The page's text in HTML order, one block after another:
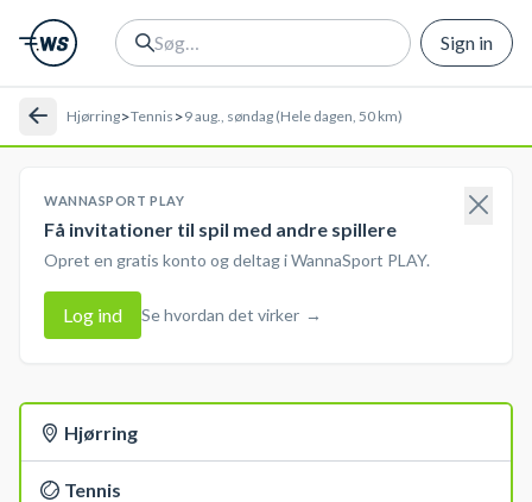
Sign in
Hjørring>Tennis >9 aug., søndag (Hele dagen, 50 km)
WANNASPORT PLAY
Få invitationer til spil med andre spillere
Opret en gratis konto og deltag i WannaSport PLAY.
Log ind Se hvordan det virker →
Hjørring
Tennis